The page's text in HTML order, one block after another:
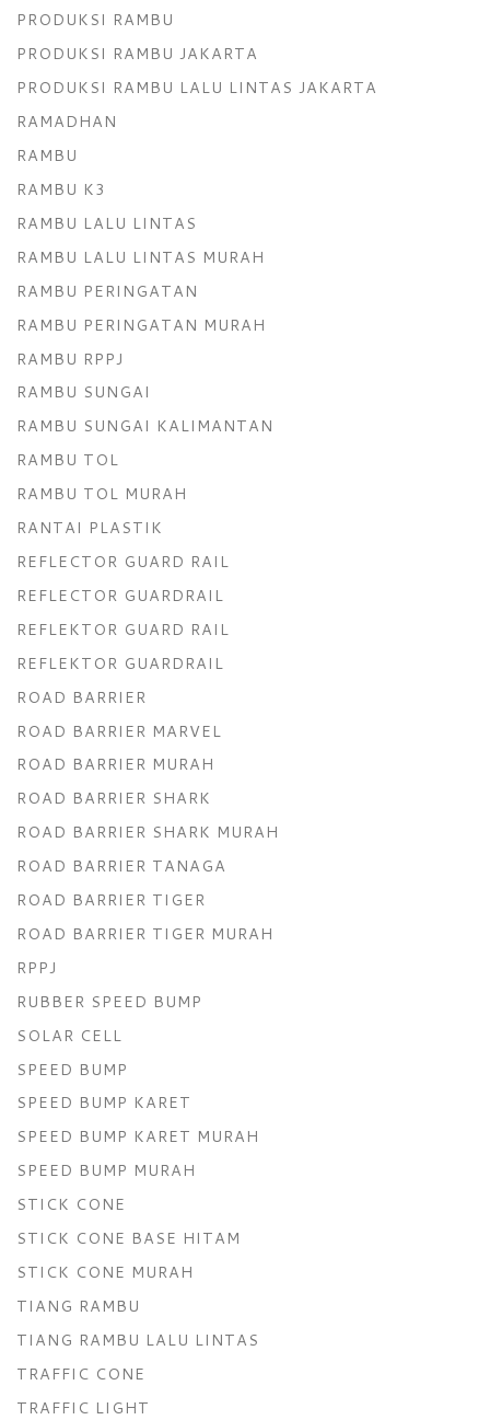
PRODUKSI RAMBU
PRODUKSI RAMBU JAKARTA
PRODUKSI RAMBU LALU LINTAS JAKARTA
RAMADHAN
RAMBU
RAMBU K3
RAMBU LALU LINTAS
RAMBU LALU LINTAS MURAH
RAMBU PERINGATAN
RAMBU PERINGATAN MURAH
RAMBU RPPJ
RAMBU SUNGAI
RAMBU SUNGAI KALIMANTAN
RAMBU TOL
RAMBU TOL MURAH
RANTAI PLASTIK
REFLECTOR GUARD RAIL
REFLECTOR GUARDRAIL
REFLEKTOR GUARD RAIL
REFLEKTOR GUARDRAIL
ROAD BARRIER
ROAD BARRIER MARVEL
ROAD BARRIER MURAH
ROAD BARRIER SHARK
ROAD BARRIER SHARK MURAH
ROAD BARRIER TANAGA
ROAD BARRIER TIGER
ROAD BARRIER TIGER MURAH
RPPJ
RUBBER SPEED BUMP
SOLAR CELL
SPEED BUMP
SPEED BUMP KARET
SPEED BUMP KARET MURAH
SPEED BUMP MURAH
STICK CONE
STICK CONE BASE HITAM
STICK CONE MURAH
TIANG RAMBU
TIANG RAMBU LALU LINTAS
TRAFFIC CONE
TRAFFIC LIGHT